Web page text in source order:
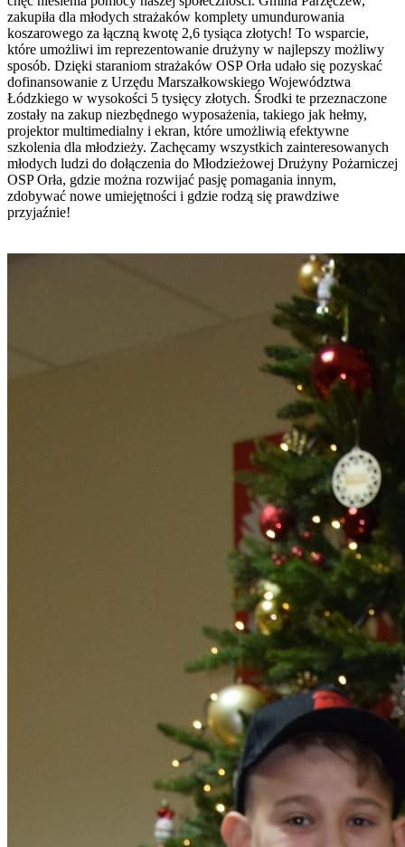
zakupiła dla młodych strażaków komplety umundurowania
koszarowego za łączną kwotę 2,6 tysiąca złotych! To wsparcie,
które umożliwi im reprezentowanie drużyny w najlepszy możliwy
sposób. Dzięki staraniom strażaków OSP Orła udało się pozyskać
dofinansowanie z Urzędu Marszałkowskiego Województwa
Łódzkiego w wysokości 5 tysięcy złotych. Środki te przeznaczone
zostały na zakup niezbędnego wyposażenia, takiego jak hełmy,
projektor multimedialny i ekran, które umożliwią efektywne
szkolenia dla młodzieży. Zachęcamy wszystkich zainteresowanych
młodych ludzi do dołączenia do Młodzieżowej Drużyny Pożarniczej
OSP Orła, gdzie można rozwijać pasję pomagania innym,
zdobywać nowe umiejętności i gdzie rodzą się prawdziwe
przyjaźnie!